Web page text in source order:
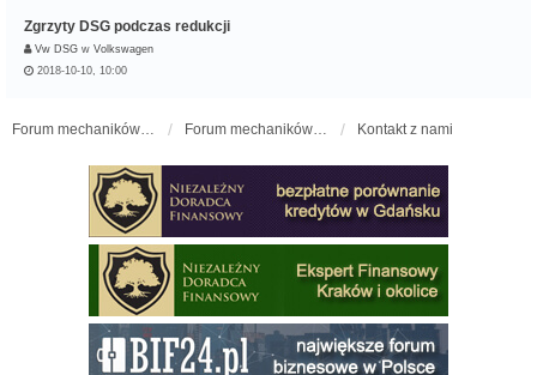
Zgrzyty DSG podczas redukcji
Vw DSG w Volkswagen
2018-10-10, 10:00
Forum mechaników samochodowych - forum-mechaniczne.pl Forum mechaników samochodowych Kontakt z nami